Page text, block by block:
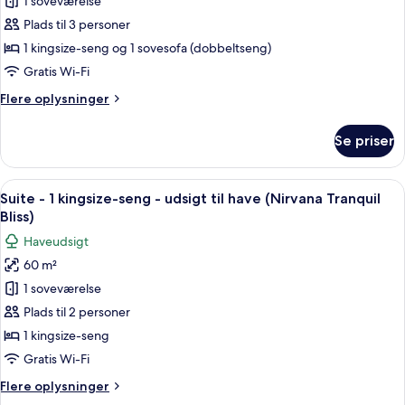
Twin)
-
1
kingsize-
seng
sovesofa
stranden
(Beachfront
Family
Suite)
Plads til 3 personer
1 kingsize-seng og 1 sovesofa (dobbeltseng)
Gratis Wi-Fi
Flere oplysninger
Flere
-
kingsize-
seng
sovesofa
ved
stranden
(Beachfront
Suite)
Se priser
Indlæs
alle
billeder
af
Suite
-
1
kingsize-
seng
udsigt
Suite - 1 kingsize-seng - udsigt til
7
Suite - 1 kingsize-seng - udsigt til have (Nirvana Tranquil
Bliss)
Haveudsigt
60 m²
1 soveværelse
Plads til 2 personer
1 kingsize-seng
Gratis Wi-Fi
Flere oplysninger
Flere